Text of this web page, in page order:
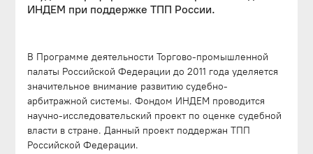
ИНДЕМ при поддержке ТПП России.
В Программе деятельности Торгово-промышленной
палаты Российской Федерации до 2011 года уделяется
значительное внимание развитию судебно-
арбитражной системы. Фондом ИНДЕМ проводится
научно-исследовательский проект по оценке судебной
власти в стране. Данный проект поддержан ТПП
Российской Федерации.